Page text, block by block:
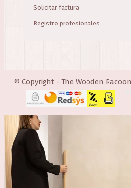
Solicitar factura
Registro profesionales
© Copyright - The Wooden Racoon